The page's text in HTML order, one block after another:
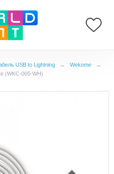
USB to Lightning → Wekome
→
(WKC-005-WH)